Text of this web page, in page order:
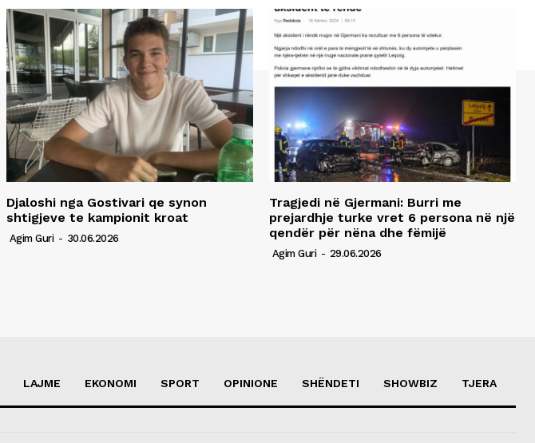
Djaloshi nga Gostivari qe synon
shtigjeve te kampionit kroat
Agim Guri - 30.06.2026
Tragjedi në Gjermani: Burri me
prejardhje turke vret 6 persona në një
qendër për nëna dhe fëmijë
Agim Guri - 29.06.2026
LAJME EKONOMI SPORT OPINIONE SHËNDETI SHOWBIZ TJERA